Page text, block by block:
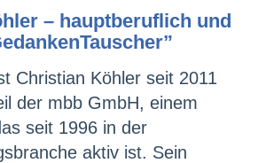
– hauptberuflich und
Christian Köhler seit 2011
der mbb GmbH, einem
seit 1996 in der
aktiv ist. Sein